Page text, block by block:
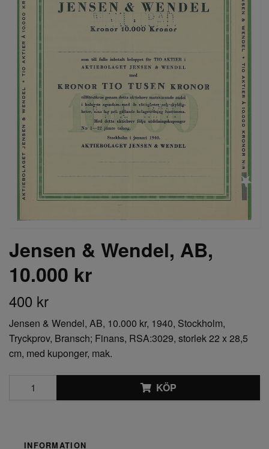
Jensen & Wendel, AB,
10.000 kr
400 kr
Jensen & Wendel, AB, 10.000 kr, 1940, Stockholm,
Tryckprov, Bransch; Finans, RSA:3029, storlek 22 x 28,5
cm, med kuponger, mak.
KÖP
INFORMATION